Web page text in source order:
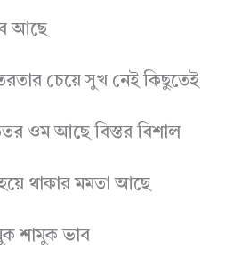
আছে
চেয়ে সুখ নেই কিছুতেই
ওম আছে বিস্তর বিশাল
থাকার মমতা আছে
শামুক ভাব